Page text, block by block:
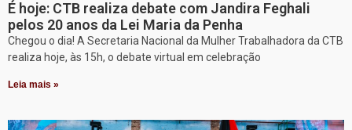
É hoje: CTB realiza debate com Jandira Feghali
pelos 20 anos da Lei Maria da Penha
Chegou o dia! A Secretaria Nacional da Mulher Trabalhadora da CTB
realiza hoje, às 15h, o debate virtual em celebração
Leia mais »